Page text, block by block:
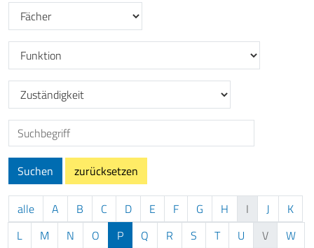
Filtern nach: Fächer_GO
Filtern nach: Funktion_GO
Filtern nach: Zuständigkeit_GO
Suche nach:
Suchen zurücksetzen
alle A B C D E F G H I J
K
L
M N O P Q R S T U V
W